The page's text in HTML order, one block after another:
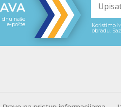
dnu naše
e-pošte
Koristimo
obradu.